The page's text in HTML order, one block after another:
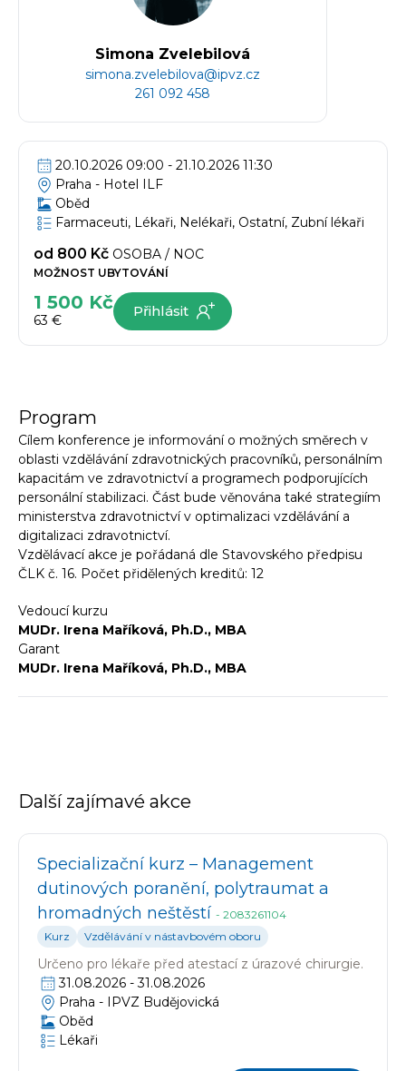
Simona Zvelebilová
simona.zvelebilova@ipvz.cz
261 092 458
20.10.2026 09:00 - 21.10.2026 11:30
Praha - Hotel ILF
Oběd
Farmaceuti, Lékaři, Nelékaři, Ostatní, Zubní lékaři
od 800 Kč OSOBA / NOC
MOŽNOST UBYTOVÁNÍ
1 500 Kč
63 €
Přihlásit
Program
Cílem konference je informování o možných směrech v
oblasti vzdělávání zdravotnických pracovníků, personálním
kapacitám ve zdravotnictví a programech podporujících
personální stabilizaci. Část bude věnována také strategiím
ministerstva zdravotnictví v optimalizaci vzdělávání a
digitalizaci zdravotnictví.
Vzdělávací akce je pořádaná dle Stavovského předpisu
ČLK č. 16. Počet přidělených kreditů: 12
Vedoucí kurzu
MUDr. Irena Maříková, Ph.D., MBA
Garant
MUDr. Irena Maříková, Ph.D., MBA
Další zajímavé akce
Specializační kurz – Management
dutinových poranění, polytraumat a
hromadných neštěstí - 2083261104
Kurz
Vzdělávání v nástavbovém oboru
Určeno pro lékaře před atestací z úrazové chirurgie.
31.08.2026 -31.08.2026
Praha - IPVZ Budějovická
Oběd
Lékaři